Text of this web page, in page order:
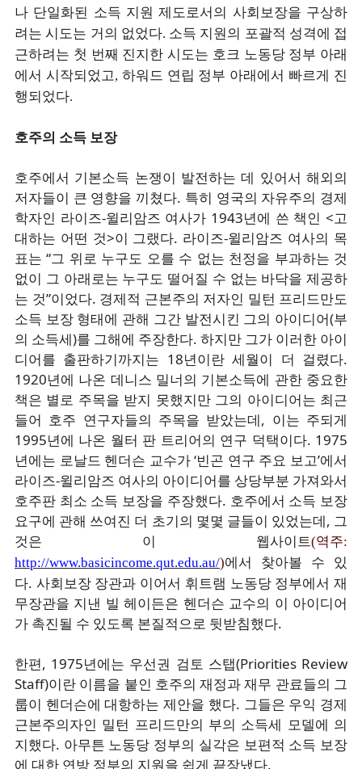
나 단일화된 소득 지원 제도로서의 사회보장을 구상하
려는 시도는 거의 없었다. 소득 지원의 포괄적 성격에 접
근하려는 첫 번째 진지한 시도는 호크 노동당 정부 아래
에서 시작되었고, 하워드 연립 정부 아래에서 빠르게 진
행되었다.
호주의 소득 보장
호주에서 기본소득 논쟁이 발전하는 데 있어서 해외의
저자들이 큰 영향을 끼쳤다. 특히 영국의 자유주의 경제
학자인 라이즈-윌리암즈 여사가 1943년에 쓴 책인 <고
대하는 어떤 것>이 그랬다. 라이즈-윌리암즈 여사의 목
표는 “그 위로 누구도 오를 수 없는 천정을 부과하는 것
없이 그 아래로는 누구도 떨어질 수 없는 바닥을 제공하
는 것”이었다. 경제적 근본주의 저자인 밀턴 프리드만도
소득 보장 형태에 관해 그간 발전시킨 그의 아이디어(부
의 소득세)를 그해에 주장한다. 하지만 그가 이러한 아이
디어를 출판하기까지는 18년이란 세월이 더 걸렸다.
1920년에 나온 데니스 밀너의 기본소득에 관한 중요한
책은 별로 주목을 받지 못했지만 그의 아이디어는 최근
들어 호주 연구자들의 주목을 받았는데, 이는 주되게
1995년에 나온 월터 판 트리어의 연구 덕택이다. 1975
년에는 로날드 헨더슨 교수가 ‘빈곤 연구 주요 보고’에서
라이즈-윌리암즈 여사의 아이디어를 상당부분 가져와서
호주판 최소 소득 보장을 주장했다. 호주에서 소득 보장
요구에 관해 쓰여진 더 초기의 몇몇 글들이 있었는데, 그
것은 이 웹사이트(역주:
http://www.basicincome.qut.edu.au/)에서 찾아볼 수 있
다. 사회보장 장관과 이어서 휘트램 노동당 정부에서 재
무장관을 지낸 빌 헤이든은 헨더슨 교수의 이 아이디어
가 촉진될 수 있도록 본질적으로 뒷받침했다.
한편, 1975년에는 우선권 검토 스탭(Priorities Review
Staff)이란 이름을 붙인 호주의 재정과 재무 관료들의 그
룹이 헨더슨에 대항하는 제안을 했다. 그들은 우익 경제
근본주의자인 밀턴 프리드만의 부의 소득세 모델에 의
지했다. 아무튼 노동당 정부의 실각은 보편적 소득 보장
에 대한 연방 정부의 지원을 쉽게 끝장냈다.